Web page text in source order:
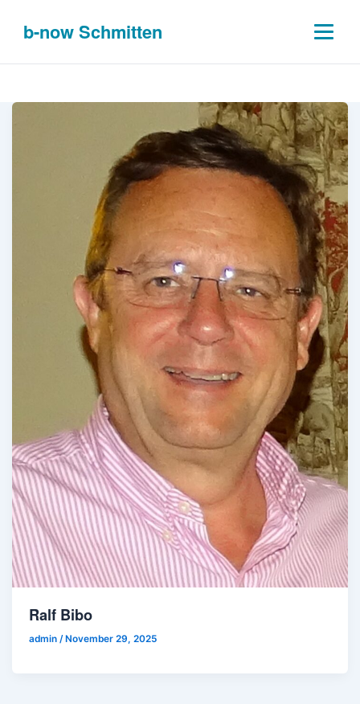
b-nowSchmitten
Gemeindevorstand
Ralf Bibo
admin/ November 29, 2025